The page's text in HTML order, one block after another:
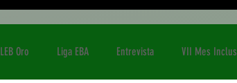
LEB Oro Liga EBA Entrevista VII Mes